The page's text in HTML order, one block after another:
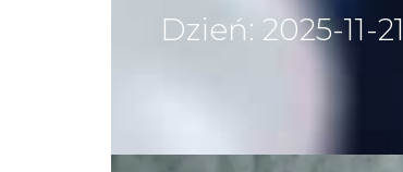
Dzień: 2025-11-21